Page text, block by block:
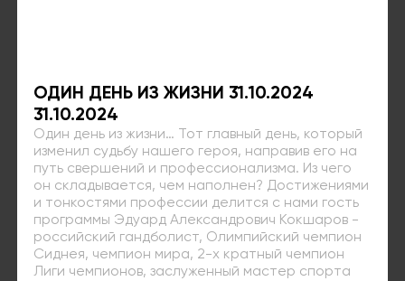
ОДИН ДЕНЬ ИЗ ЖИЗНИ 31.10.2024
31.10.2024
Один день из жизни… Тот главный день, который
изменил судьбу нашего героя, направив его на
путь свершений и профессионализма. Из чего
он складывается, чем наполнен? Достижениями
и тонкостями профессии делится с нами гость
программы Эдуард Александрович Кокшаров -
российский гандболист, Олимпийский чемпион
Сиднея, чемпион мира, 2-х кратный чемпион
Лиги чемпионов, заслуженный мастер спорта